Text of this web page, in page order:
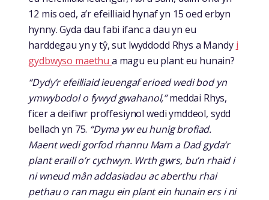
12 mis oed, a’r efeilliaid hynaf yn 15 oed erbyn
hynny. Gyda dau fabi ifanc a dau yn eu
harddegau yn y tŷ, sut lwyddodd Rhys a Mandy i
gydbwyso maethu a magu eu plant eu hunain?
“Dydy’r efeilliaid ieuengaf erioed wedi bod yn
ymwybodol o fywyd gwahanol,”meddai Rhys,
ficer a deifiwr proffesiynol wedi ymddeol, sydd
bellach yn 75. “Dyma yw eu hunig brofiad.
Maent wedi gorfod rhannu Mam a Dad gyda’r
plant eraill o’r cychwyn. Wrth gwrs, bu’n rhaid i
ni wneud mân addasiadau ac aberthu rhai
pethau o ran magu ein plant ein hunain ers i ni